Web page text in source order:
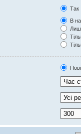
Так
В